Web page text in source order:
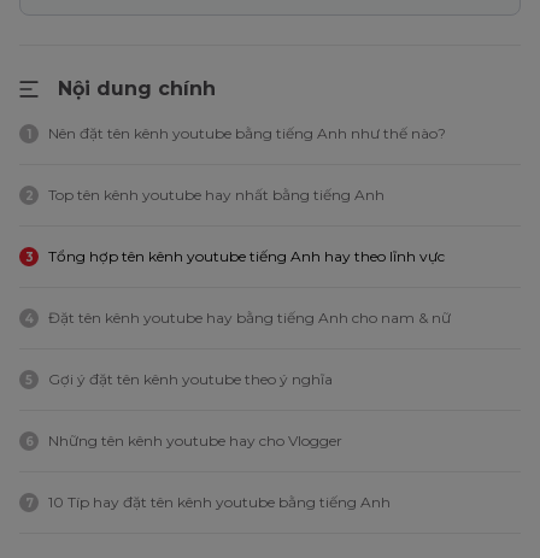
Nội dung chính
1 Nên đặt tên kênh youtube bằng tiếng Anh như thế nào?
2 Top tên kênh youtube hay nhất bằng tiếng Anh
3 Tổng hợp tên kênh youtube tiếng Anh hay theo lĩnh vực
4 Đặt tên kênh youtube hay bằng tiếng Anh cho nam & nữ
5 Gợi ý đặt tên kênh youtube theo ý nghĩa
6 Những tên kênh youtube hay cho Vlogger
7 10 Típ hay đặt tên kênh youtube bằng tiếng Anh